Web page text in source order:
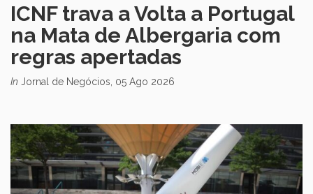
ICNF trava a Volta a Portugal
na Mata de Albergaria com
regras apertadas
In Jornal de Negócios, 05 Ago 2026
Abre numa nova janela